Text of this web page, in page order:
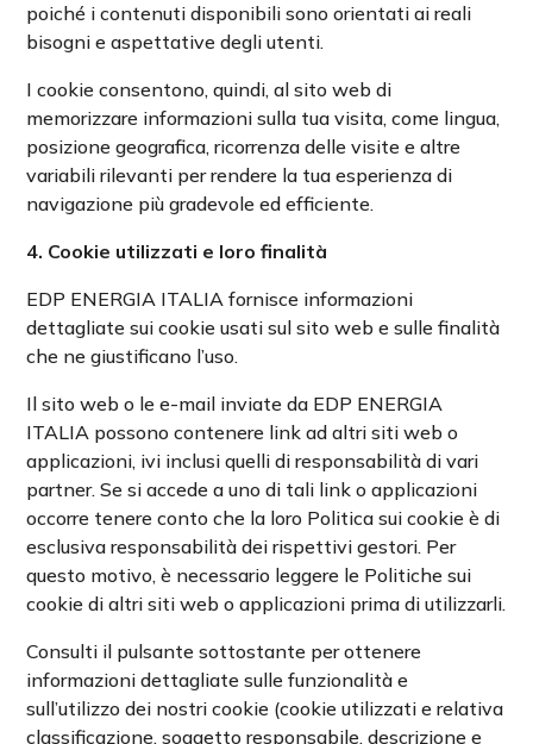
poiché i contenuti disponibili sono orientati ai reali
bisogni e aspettative degli utenti.
I cookie consentono, quindi, al sito web di
memorizzare informazioni sulla tua visita, come lingua,
posizione geografica, ricorrenza delle visite e altre
variabili rilevanti per rendere la tua esperienza di
navigazione più gradevole ed efficiente.
4. Cookie utilizzati e loro finalità
EDP ENERGIA ITALIA fornisce informazioni
dettagliate sui cookie usati sul sito web e sulle finalità
che ne giustificano l’uso.
Il sito web o le e-mail inviate da EDP ENERGIA
ITALIA possono contenere link ad altri siti web o
applicazioni, ivi inclusi quelli di responsabilità di vari
partner. Se si accede a uno di tali link o applicazioni
occorre tenere conto che la loro Politica sui cookie è di
esclusiva responsabilità dei rispettivi gestori. Per
questo motivo, è necessario leggere le Politiche sui
cookie di altri siti web o applicazioni prima di utilizzarli.
Consulti il pulsante sottostante per ottenere
informazioni dettagliate sulle funzionalità e
sull’utilizzo dei nostri cookie (cookie utilizzati e relativa
classificazione, soggetto responsabile, descrizione e